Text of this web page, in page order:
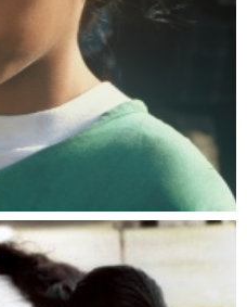
auf der Spur